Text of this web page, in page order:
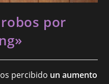
por
percibido un aumento